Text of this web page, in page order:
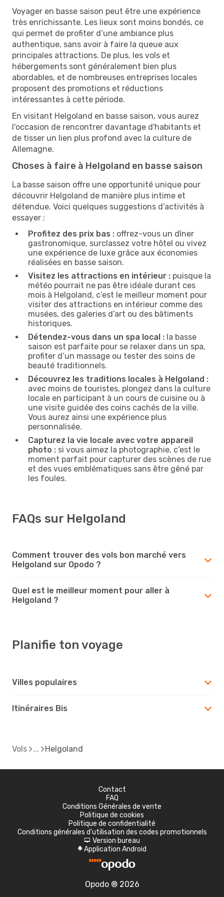
Voyager en basse saison peut être une expérience
très enrichissante. Les lieux sont moins bondés, ce
qui permet de profiter d’une ambiance plus
authentique, sans avoir à faire la queue aux
principales attractions. De plus, les vols et
hébergements sont généralement bien plus
abordables, et de nombreuses entreprises locales
proposent des promotions et réductions
intéressantes à cette période.
En visitant Helgoland en basse saison, vous aurez
l'occasion de rencontrer davantage d'habitants et
de tisser un lien plus profond avec la culture de
Allemagne.
Choses à faire à Helgoland en basse saison
La basse saison offre une opportunité unique pour
découvrir Helgoland de manière plus intime et
détendue. Voici quelques suggestions d’activités à
essayer :
Profitez des prix bas : offrez-vous un dîner
gastronomique, surclassez votre hôtel ou vivez
une expérience de luxe grâce aux économies
réalisées en basse saison.
Visitez les attractions en intérieur : puisque la
météo pourrait ne pas être idéale durant ces
mois à Helgoland, c’est le meilleur moment pour
visiter des attractions en intérieur comme des
musées, des galeries d’art ou des bâtiments
historiques.
Détendez-vous dans un spa local : la basse
saison est parfaite pour se relaxer dans un spa,
profiter d’un massage ou tester des soins de
beauté traditionnels.
Découvrez les traditions locales à Helgoland :
avec moins de touristes, plongez dans la culture
locale en participant à un cours de cuisine ou à
une visite guidée des coins cachés de la ville.
Vous aurez ainsi une expérience plus
personnalisée.
Capturez la vie locale avec votre appareil
photo : si vous aimez la photographie, c’est le
moment parfait pour capturer des scènes de rue
et des vues emblématiques sans être gêné par
les foules.
FAQs sur Helgoland
Comment trouver des vols bon marché vers
Helgoland sur Opodo ?
Quel est le meilleur moment pour aller à
Helgoland ?
Planifie ton voyage
Villes populaires
Itinéraires Bis
Vols Helgoland
Contact
FAQ
Conditions Générales de vente
Politique de cookies
Politique de confidentialité
Conditions générales d'utilisation des codes promotionnels
d Version bureau
A Application Android
Opodo ® 2026